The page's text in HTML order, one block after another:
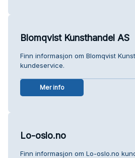
Blomqvist Kunsthandel AS
Finn informasjon om Blomqvist
kundeservice.
Mer info
Lo-oslo.no
Finn informasjon om Lo-oslo.no